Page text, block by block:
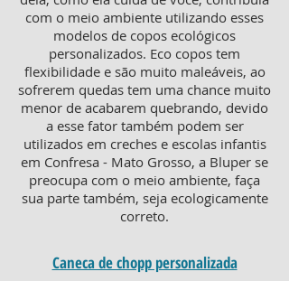
com o meio ambiente utilizando esses
modelos de copos ecológicos
personalizados. Eco copos tem
flexibilidade e são muito maleáveis, ao
sofrerem quedas tem uma chance muito
menor de acabarem quebrando, devido
a esse fator também podem ser
utilizados em creches e escolas infantis
em Confresa - Mato Grosso, a Bluper se
preocupa com o meio ambiente, faça
sua parte também, seja ecologicamente
correto.
Caneca de chopp personalizada